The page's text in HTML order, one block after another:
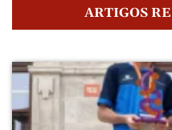
ARTIGOS